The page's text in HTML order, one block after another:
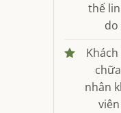
thế
do
nhân